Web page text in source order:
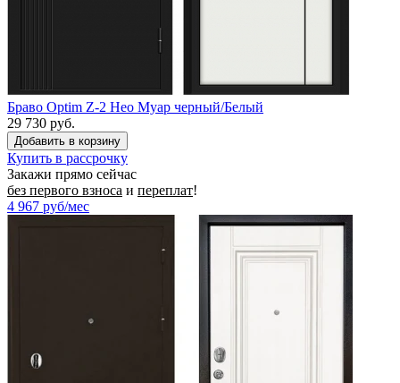
Браво Optim Z-2 Нео Муар черный/Белый
29 730 руб.
Купить в рассрочку
Закажи прямо сейчас
без первого взноса и переплат!
4 967 руб/мес